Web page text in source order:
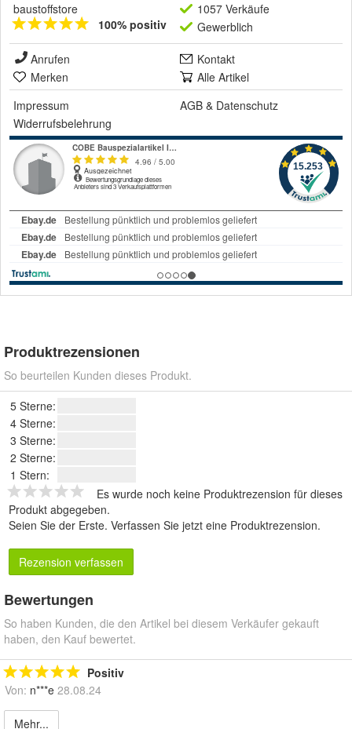
baustoffstore
100% positiv
1057 Verkäufe
Gewerblich
Anrufen
Kontakt
Merken
Alle Artikel
Impressum
AGB & Datenschutz
Widerrufsbelehrung
Produktrezensionen
So beurteilen Kunden dieses Produkt.
5 Sterne:
4 Sterne:
3 Sterne:
2 Sterne:
1 Stern:
Es wurde noch keine Produktrezension für dieses
Produkt abgegeben.
Seien Sie der Erste. Verfassen Sie jetzt eine Produktrezension.
Rezension verfassen
Bewertungen
So haben Kunden, die den Artikel bei diesem Verkäufer gekauft
haben, den Kauf bewertet.
Positiv
Von: n***e 28.08.24
Mehr...